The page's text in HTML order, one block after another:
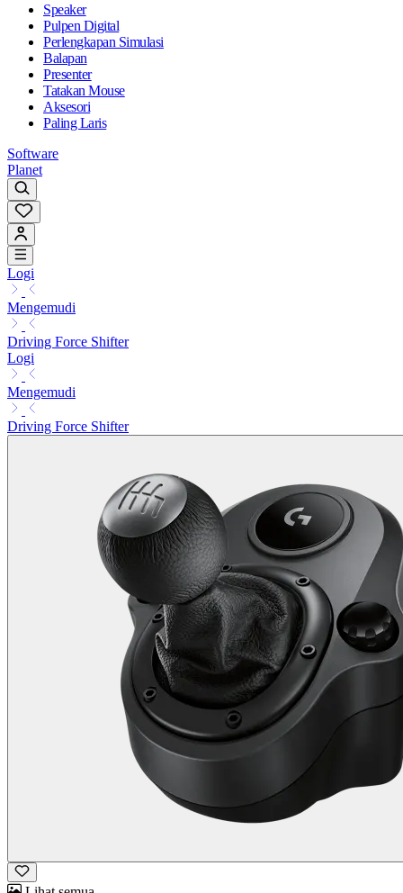
Speaker
Pulpen Digital
Perlengkapan Simulasi
Balapan
Presenter
Tatakan Mouse
Aksesori
Paling Laris
Software
Planet
Logi
Mengemudi
Driving Force Shifter
Logi
Mengemudi
Driving Force Shifter